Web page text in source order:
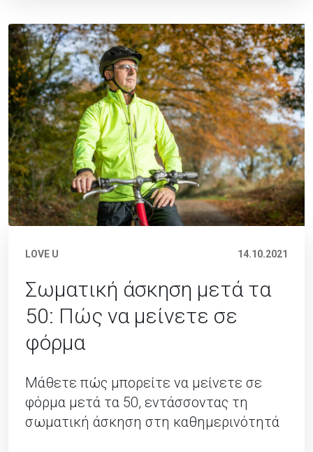
LOVE U 14.10.2021
Σωματική άσκηση μετά τα
50: Πώς να μείνετε σε
φόρμα
Μάθετε πώς μπορείτε να μείνετε σε
φόρμα μετά τα 50, εντάσσοντας τη
σωματική άσκηση στη καθημερινότητά